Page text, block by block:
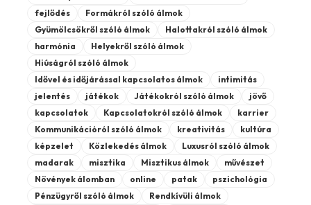
fejlődés
Formákról szóló álmok
Gyümölcsökről szóló álmok
Halottakról szóló álmok
harmónia
Helyekről szóló álmok
Hiúságról szóló álmok
Idővel és időjárással kapcsolatos álmok
intimitás
jelentés
játékok Játékokról szóló álmok
jövő
kapcsolatok
Kapcsolatokról szóló álmok
karrier
Kommunikációról szóló álmok
kreativitás
kultúra
képzelet
Közlekedés álmok
Luxusról szóló álmok
madarak
misztika Misztikus álmok
művészet
Növények álomban
online patak
pszichológia
Pénzügyről szóló álmok
Rendkívüli álmok